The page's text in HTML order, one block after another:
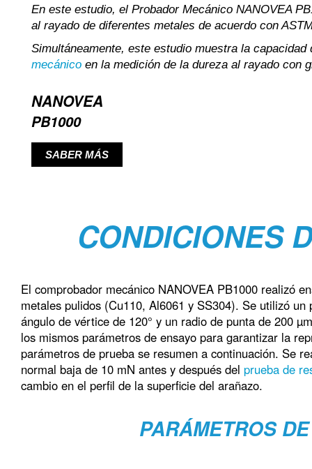
En este estudio, el Probador Mecánico NANOVEA
al rayado de diferentes metales de acuerdo con
Simultáneamente, este estudio muestra la capacidad
mecánicoen la medición de la dureza al rayado con
NANOVEA
PB1000
SABER MÁS
CONDICIONES
El comprobador mecánico NANOVEA PB1000 realizó
metales pulidos (Cu110, Al6061 y SS304). Se utilizó
ángulo de vértice de 120° y un radio de punta de 200
los mismos parámetros de ensayo para garantizar la
parámetros de prueba se resumen a continuación. Se
normal baja de 10 mN antes y después del prueba de
cambio en el perfil de la superficie del arañazo.
PARÁMETROS